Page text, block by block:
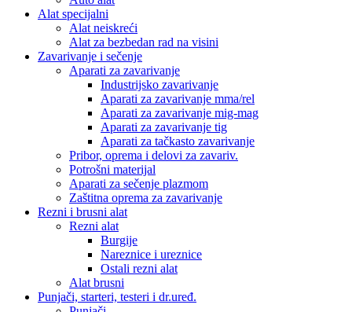
Alat specijalni
Alat neiskreći
Alat za bezbedan rad na visini
Zavarivanje i sečenje
Aparati za zavarivanje
Industrijsko zavarivanje
Aparati za zavarivanje mma/rel
Aparati za zavarivanje mig-mag
Aparati za zavarivanje tig
Aparati za tačkasto zavarivanje
Pribor, oprema i delovi za zavariv.
Potrošni materijal
Aparati za sečenje plazmom
Zaštitna oprema za zavarivanje
Rezni i brusni alat
Rezni alat
Burgije
Nareznice i ureznice
Ostali rezni alat
Alat brusni
Punjači, starteri, testeri i dr.uređ.